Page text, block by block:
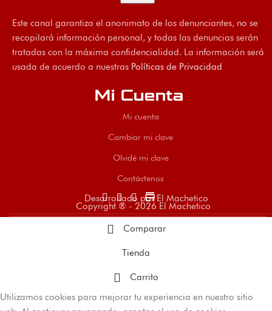
Este canal garantiza el anonimato de los denunciantes, no se
recopilará información personal, y todas las denuncias serán
tratadas con la máxima confidencialidad. La información será
usada de acuerdo a nuestras Políticas de Privacidad
Mi Cuenta
Mi cuenta
Cambiar mi clave
Olvidé mi clave
Contáctenos
store
Desarrollado por El Machetico
Copyright ® - 2026 El Machetico
Comparar
Tienda
Carrito
Utilizamos cookies para mejorar tu experiencia en nuestro sitio